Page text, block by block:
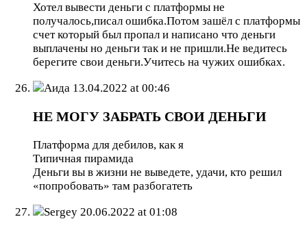
Хотел вывести деньги с платформы не
получалось,писал ошибка.Потом зашёл с платформы
счет который был пропал и написано что деньги
выплачены но деньги так и не пришли.Не ведитесь
берегите свои деньги.Учитесь на чужих ошибках.
Аида 13.04.2022 at 00:46
НЕ МОГУ ЗАБРАТЬ СВОИ ДЕНЬГИ
Платформа для дебилов, как я
Типичная пирамида
Деньги вы в жизни не выведете, удачи, кто решил
«попробовать» там разбогатеть
Sergey 20.06.2022 at 01:08